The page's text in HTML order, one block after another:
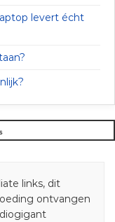
levert écht
links, dit
ontvangen